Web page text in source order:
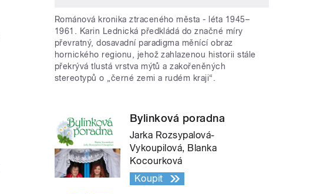
Románová kronika ztraceného města - léta 1945–
1961. Karin Lednická předkládá do značné míry
převratný, dosavadní paradigma měnící obraz
hornického regionu, jehož zahlazenou historii stále
překrývá tlustá vrstva mýtů a zakořeněných
stereotypů o „černé zemi a rudém kraji“.
Bylinková poradna
Jarka Rozsypalová-
Vykoupilová, Blanka
Kocourková
Koupit